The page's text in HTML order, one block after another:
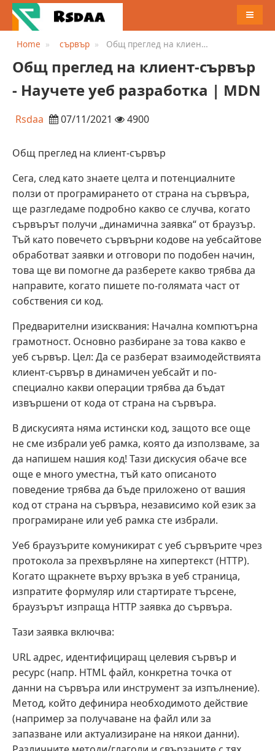
MENU
Home сървър
Общ преглед на клиент-
разработка | MDN
Общ преглед на клиент-сървър
- Научете уеб разработка | MDN
Rsdaa 07/11/2021 4900
Общ преглед на клиент-сървър
Сега, след като знаете целта и потенциалните
ползи от програмирането от страна на сървъра,
ще разгледаме подробно какво се случва, когато
сървърът получи „динамична заявка“ от браузър.
Тъй като повечето сървърни кодове на уебсайтове
обработват заявки и отговори по подобен начин,
това ще ви помогне да разберете какво трябва да
направите, когато пишете по-голямата част от
собствения си код.
Предварителни изисквания: Начална компютърна
грамотност. Основно разбиране за това какво е
уеб сървър. Цел: Да се ​​разберат взаимодействията
клиент-сървър в динамичен уебсайт и по-
специално какви операции трябва да бъдат
извършени от кода от страна на сървъра.
В дискусията няма истински код, защото все още
не сме избрали уеб рамка, която да използваме, за
да напишем нашия код! Тази дискусия обаче все
още е много уместна, тъй като описаното
поведение трябва да бъде приложено от вашия
код от страна на сървъра, независимо кой език за
програмиране или уеб рамка сте избрали.
Уеб браузърите комуникират с уеб сървърите чрез
протокола за прехвърляне на хипертекст (HTTP).
Когато щракнете върху връзка в уеб страница,
изпратите формуляр или стартирате търсене,
браузърът изпраща HTTP заявка до сървъра.
Тази заявка включва:
URL адрес, идентифициращ целевия сървър и
ресурс (напр. HTML файл, конкретна точка от
данни на сървъра или инструмент за изпълнение).
Метод, който дефинира необходимото действие
(например за получаване на файл или за
запазване или актуализиране на някои данни).